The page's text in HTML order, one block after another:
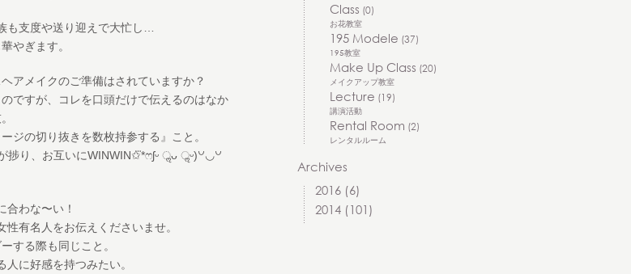
も支度や送り迎えで大忙し…
やぎます。
アメイクのご準備はされていますか？
ですが、コレを口頭だけで伝えるのはなか
ジの切り抜きを数枚持参する』こと。
捗り、お互いにWINWIN✩⃛*ෆʃᵕ ॢᴗ ॢᵕ)꒡◡꒡
わな〜い！
有名人をお伝えくださいませ。
する際も同じこと。
に好感を持つみたい。
Class (0)
お花教室
195 Modele (37)
195教室
Make Up Class (20)
メイクアップ教室
Lecture (19)
講演活動
Rental Room (2)
レンタルルーム
Archives
2016 (6)
2014 (101)